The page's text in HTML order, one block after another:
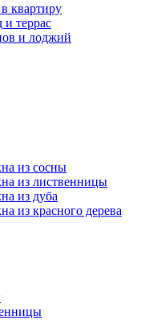
квартиру
и террас
и лоджий
из сосны
из лиственницы
из дуба
из красного дерева